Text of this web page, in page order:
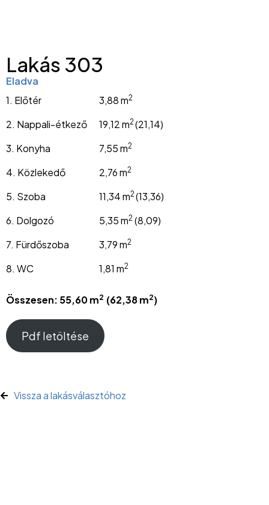
Lakás 303
Eladva
1. Előtér
3,88 m2
2. Nappali-étkező 19,12 m2(21,14)
3. Konyha
7,55 m2
4. Közlekedő 2,76 m2
5. Szoba 11,34 m2(13,36)
6. Dolgozó
5,35 m2 (8,09)
7. Fürdőszoba
3,79 m2
8. WC 1,81 m2
Összesen: 55,60 m2 (62,38 m2)
Pdf letöltése
Vissza a lakásválasztóhoz